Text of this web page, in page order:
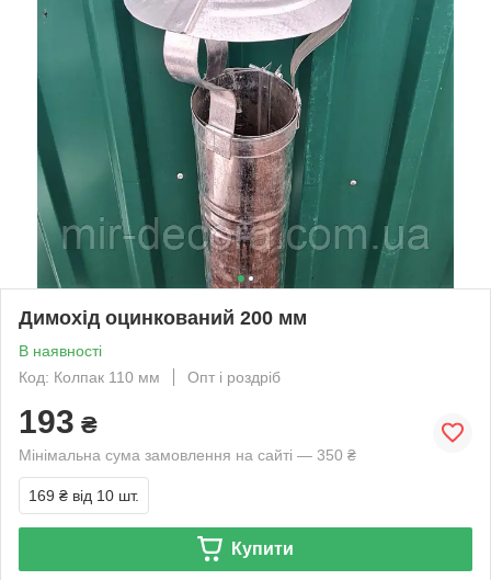
Димохід оцинкований 200 мм
В наявності
Код: Колпак 110 мм
Опт і роздріб
193 ₴
Мінімальна сума замовлення на сайті — 350 ₴
169 ₴ від 10 шт.
Купити